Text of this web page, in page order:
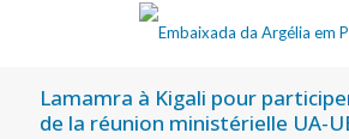
Lamamra à Kigali pour
de la réunion ministérielle UA-